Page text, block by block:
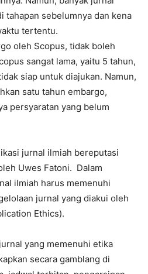
tahapan sebelumnya dan kena
tertentu.
oleh Scopus, tidak boleh
sangat lama, yaitu 5 tahun,
siap untuk diajukan. Namun,
satu tahun embargo,
persyaratan yang belum
jurnal ilmiah bereputasi
Uwes Fatoni. Dalam
ilmiah harus memenuhi
jurnal yang diakui oleh
Ethics).
yang memenuhi etika
secara gamblang di